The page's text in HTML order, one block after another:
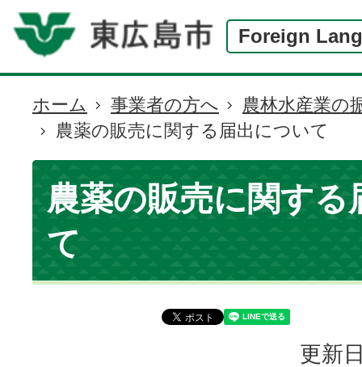
Foreign
現
在
の
置
ホーム 事業者の方へ
農林水産業の
農薬の販売に関する届出について
農薬の販売に関する
て
更新